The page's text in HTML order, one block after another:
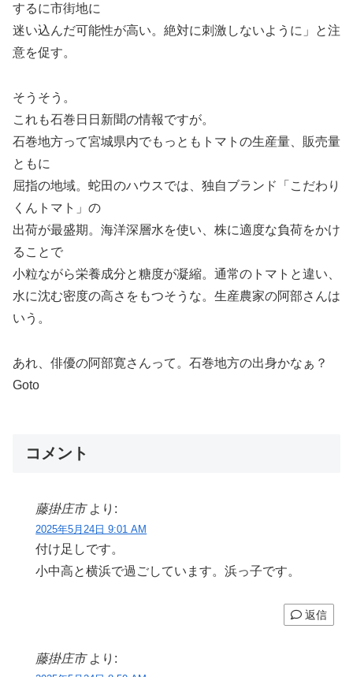
するに市街地に
迷い込んだ可能性が高い。絶対に刺激しないように」と注
意を促す。
そうそう。
これも石巻日日新聞の情報ですが。
石巻地方って宮城県内でもっともトマトの生産量、販売量
ともに
屈指の地域。蛇田のハウスでは、独自ブランド「こだわり
くんトマト」の
出荷が最盛期。海洋深層水を使い、株に適度な負荷をかけ
ることで
小粒ながら栄養成分と糖度が凝縮。通常のトマトと違い、
水に沈む密度の高さをもつそうな。生産農家の阿部さんは
いう。
あれ、俳優の阿部寛さんって。石巻地方の出身かなぁ？
Goto
コメント
藤掛庄市 より:
2025年5月24日 9:01 AM
付け足しです。
小中高と横浜で過ごしています。浜っ子です。
返信
藤掛庄市 より: